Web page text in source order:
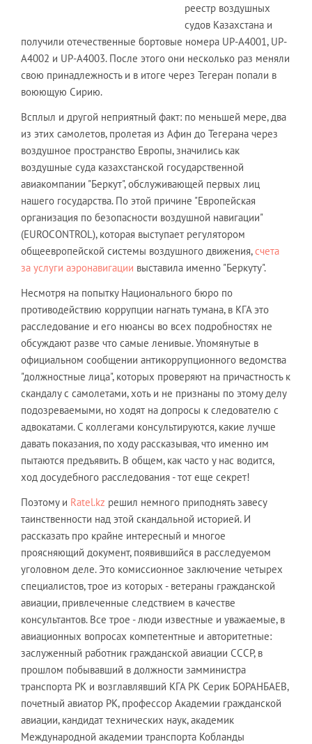
реестр воздушных
судов Казахстана и
получили отечественные бортовые номера UP-A4001, UP-
A4002 и UP-A4003. После этого они несколько раз меняли
свою принадлежность и в итоге через Тегеран попали в
воюющую Сирию.
Всплыл и другой неприятный факт: по меньшей мере, два
из этих самолетов, пролетая из Афин до Тегерана через
воздушное пространство Европы, значились как
воздушные суда казахстанской государственной
авиакомпании "Беркут", обслуживающей первых лиц
нашего государства. По этой причине "Европейская
организация по безопасности воздушной навигации"
(EUROCONTROL), которая выступает регулятором
общеевропейской системы воздушного движения,счета
за услуги аэронавигации выставила именно "Беркуту".
Несмотря на попытку Национального бюро по
противодействию коррупции нагнать тумана, в КГА это
расследование и его нюансы во всех подробностях не
обсуждают разве что самые ленивые. Упомянутые в
официальном сообщении антикоррупционного ведомства
"должностные лица", которых проверяют на причастность к
скандалу с самолетами, хоть и не признаны по этому делу
подозреваемыми, но ходят на допросы к следователю с
адвокатами. С коллегами консультируются, какие лучше
давать показания, по ходу рассказывая, что именно им
пытаются предъявить. В общем, как часто у нас водится,
ход досудебного расследования - тот еще секрет!
Поэтому и Ratel.kz решил немного приподнять завесу
таинственности над этой скандальной историей. И
рассказать про крайне интересный и многое
проясняющий документ, появившийся в расследуемом
уголовном деле. Это комиссионное заключение четырех
специалистов, трое из которых - ветераны гражданской
авиации, привлеченные следствием в качестве
консультантов. Все трое - люди известные и уважаемые, в
авиационных вопросах компетентные и авторитетные:
заслуженный работник гражданской авиации СССР, в
прошлом побывавший в должности замминистра
транспорта РК и возглавлявший КГА РК Серик БОРАНБАЕВ,
почетный авиатор РК, профессор Академии гражданской
авиации, кандидат технических наук, академик
Международной академии транспорта Кобланды